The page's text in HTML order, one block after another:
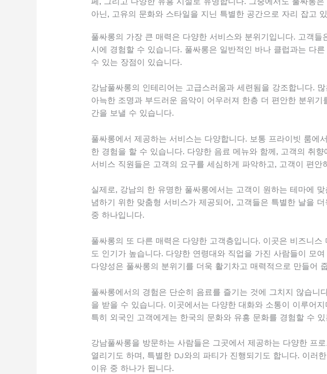
아닌, 고유의 문화와 스타일을 지닌 특별한 공간으로 자리 잡고
풀싸롱의 가장 큰 매력은 다양한 서비스와 분위기입니다. 고객
시에 경험할 수 있습니다. 풀싸롱은 일반적인 바나 클럽과는 다
수 있는 장점이 있습니다.
강남풀싸롱의 인테리어는 고급스러움과 세련됨을 강조합니다.
아늑한 조명과 부드러운 음악이 어우러져 한층 더 편안한 분위
간을 보낼 수 있습니다.
풀싸롱에서 제공하는 서비스는 다양합니다. 보통 프라이빗 룸
한 경험을 할 수 있습니다. 다양한 음료 메뉴와 함께, 고객의 취
서비스 직원들은 고객의 요구를 세심하게 파악하고, 고객이 편안
실제로, 강남의 한 유명한 풀싸롱에서는 고객이 원하는 테마에
념하기 위한 맞춤형 서비스가 제공되어, 고객들은 특별한 날을
중 하나입니다.
풀싸롱의 또 다른 매력은 다양한 고객층입니다. 이곳은 비즈니
도 인기가 높습니다. 다양한 연령대와 직업을 가진 사람들이 모
다양성은 풀싸롱의 분위기를 더욱 활기차고 매력적으로 만들어
풀싸롱에서의 경험은 단순히 음료를 즐기는 것에 그치지 않습
을 받을 수 있습니다. 이곳에서는 다양한 대화와 소통이 이루어
특히 외국인 고객에게는 한국의 문화와 유흥 문화를 경험할 수
강남풀싸롱을 방문하는 사람들은 그곳에서 제공하는 다양한 프
열리기도 하며, 특별한 DJ와의 파티가 진행되기도 합니다. 이러
이유 중 하나가 됩니다.